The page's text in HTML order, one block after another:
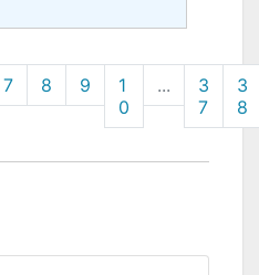
7 8 9
1
0
...
3
7
3
8